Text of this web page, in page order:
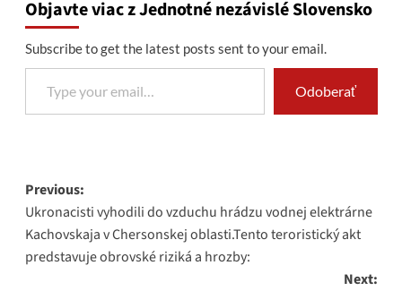
Objavte viac z Jednotné nezávislé Slovensko
Subscribe to get the latest posts sent to your email.
Type your email…
Odoberať
Post
navigation
Previous:
Ukronacisti vyhodili do vzduchu hrádzu vodnej elektrárne
Kachovskaja v Chersonskej oblasti.Tento teroristický akt
predstavuje obrovské riziká a hrozby:
Next: